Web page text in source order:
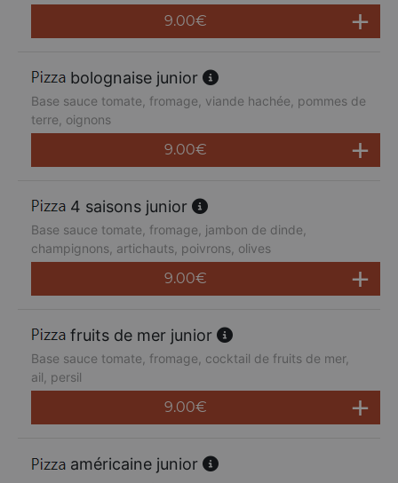
9.00€
bolognaise junior
Base sauce tomate, fromage, viande hachée, pommes de
terre, oignons
9.00€
4 saisons junior
Base sauce tomate, fromage, jambon de dinde,
champignons, artichauts, poivrons, olives
9.00€
fruits de mer junior
Base sauce tomate, fromage, cocktail de fruits de mer,
ail, persil
9.00€
américaine junior